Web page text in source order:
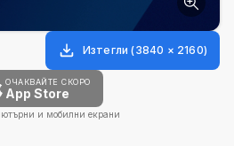
Изтегли (3840 × 2160)
ОЧАКВАЙТЕ СКОРО
App Store
и мобилни екрани